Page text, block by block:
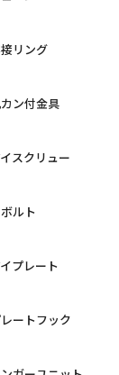
リング
ン付金具
スクリュー
ルト
プレート
ートフック